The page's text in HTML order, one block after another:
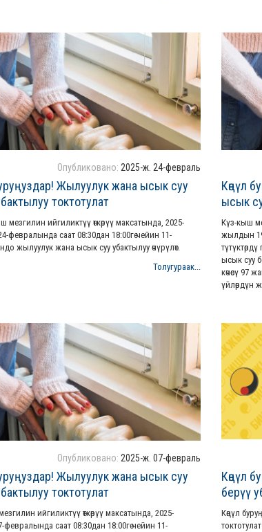
Опубликовано: 2025-ж. 24-февраль
Жылуулук жана ысык суу
токтотулат
ийгиликтүү өткөрүү максатында, 2025-
февралында саат 08:30дан 18:00гө чейин 11-
жылуулук жана ысык суу убактылуу өчүрүлөт.
Толугураак...
Көңүл
ысык
Күз-кыш
жылдын
ысык суу
көчөсү 97
үйлөрдүн
Опубликовано: 2025-ж. 07-февраль
Жылуулук жана ысык суу
токтотулат
ийгиликтүү өткөрүү максатында, 2025-
саат 08:30дан 18:00гө чейин 11-
Көңүл
берүү
Көңүл
токтотулат